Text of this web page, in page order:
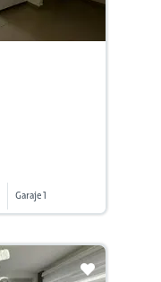
Garaje 1